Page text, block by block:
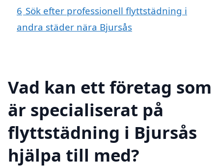
6 Sök efter professionell flyttstädning i
andra städer nära Bjursås
Vad kan ett företag som
är specialiserat på
flyttstädning i Bjursås
hjälpa till med?